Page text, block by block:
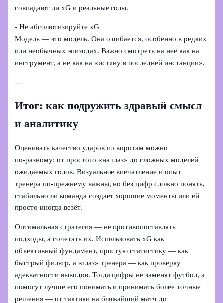
совпадают ли xG и реальные голы.
- Не абсолютизируйте xG
Модель — это модель. Она ошибается, особенно в редких
или необычных эпизодах. Важно смотреть на неё как на
инструмент, а не как на «истину в последней инстанции».
---
Итог: как подружить здравый смысл
и аналитику
Оценивать качество ударов по воротам можно
по‑разному: от простого «на глаз» до сложных моделей
ожидаемых голов. Визуальное впечатление и опыт
тренера по‑прежнему важны, но без цифр сложно понять,
стабильно ли команда создаёт хорошие моменты или ей
просто иногда везёт.
Оптимальная стратегия — не противопоставлять
подходы, а сочетать их. Использовать xG как
объективный фундамент, простую статистику — как
быстрый фильтр, а «глаз» тренера — как проверку
адекватности выводов. Тогда цифры не заменят футбол, а
помогут лучше его понимать и принимать более точные
решения — от тактики на ближайший матч до